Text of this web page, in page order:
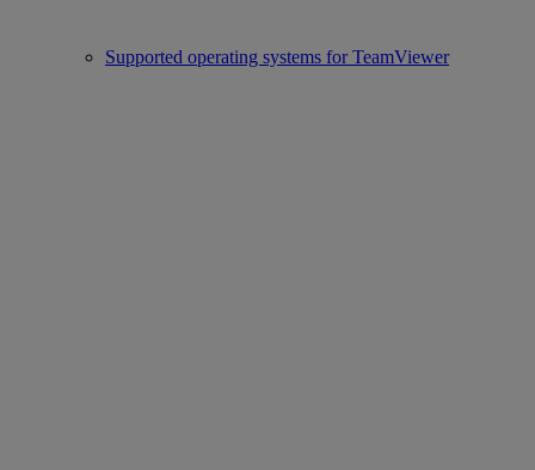
Supported operating systems for TeamViewer